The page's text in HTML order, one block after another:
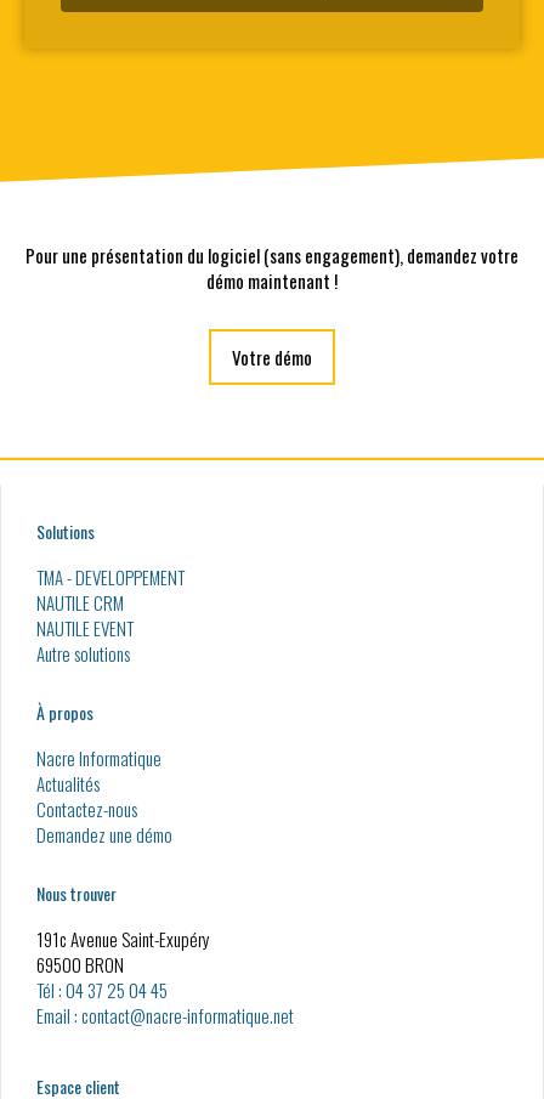
Pour une présentation du logiciel (sans engagement), demandez votre
démo maintenant !
Votre démo
Solutions
TMA - DEVELOPPEMENT
NAUTILE CRM
NAUTILE EVENT
Autre solutions
À propos
Nacre Informatique
Actualités
Contactez-nous
Demandez une démo
Nous trouver
191c Avenue Saint-Exupéry
69500 BRON
Tél : 04 37 25 04 45
Email : contact@nacre-informatique.net
Espace client